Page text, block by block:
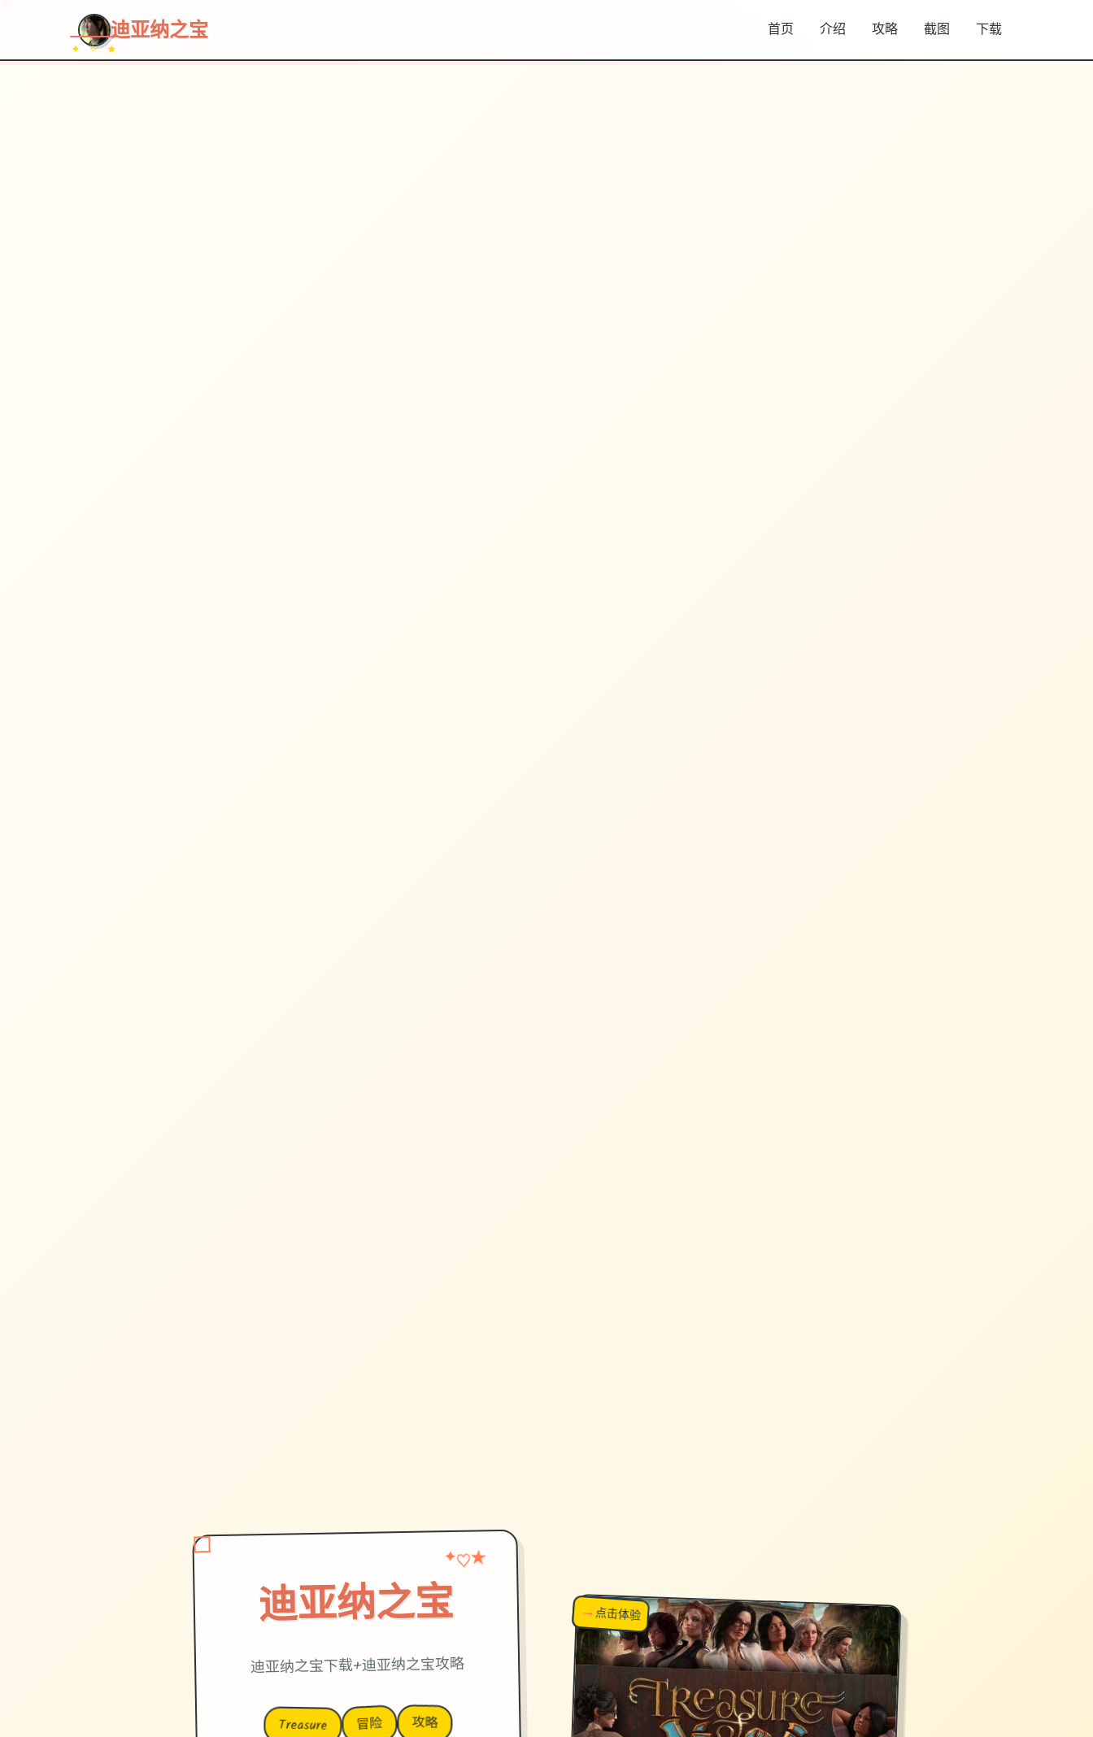
✦ ✧ ★
迪亚纳之宝 首页 介绍 攻略 截图 下载
迪亚纳之宝
✦♡★
迪亚纳之宝下载+迪亚纳之宝攻略
Treasure 冒险 攻略
↗超棒！
→点击体验